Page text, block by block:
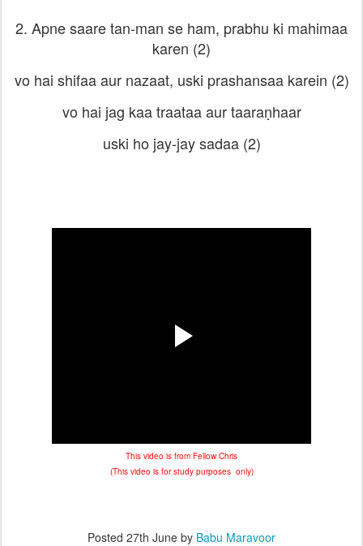
2. Apne saare tan-man se ham, prabhu ki mahimaa
karen (2)
vo hai shifaa aur nazaat, uski prashansaa karein (2)
vo hai jag kaa traataa aur taaraṇhaar
uski ho jay-jay sadaa (2)
This video is from Fellow Chris
(This video is for study purposes only)
Posted 27th June by Babu Maravoor